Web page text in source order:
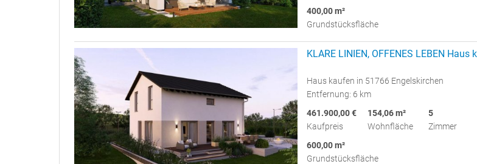
400,00 m²
Grundstücksfläche
KLARE LINIEN, OFFENES LEBEN Haus
Haus kaufen in 51766 Engelskirchen
Entfernung: 6 km
461.900,00 €
Kaufpreis
154,06 m²
Wohnfläche
5
Zimmer
600,00 m²
Grundstücksfläche